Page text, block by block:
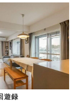
遊録